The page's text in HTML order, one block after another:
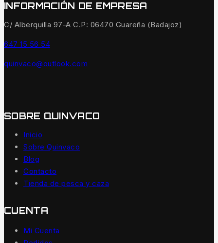
INFORMACIÓN DE EMPRESA
C/ Alberquilla 97-A C.P: 06470 Guareña (Badajoz)
647 15 56 54
quinvaco@outlook.com
SOBRE QUINVACO
Inicio
Sobre Quinvaco
Blog
Contacto
Tienda de pesca y caza
CUENTA
Mi Cuenta